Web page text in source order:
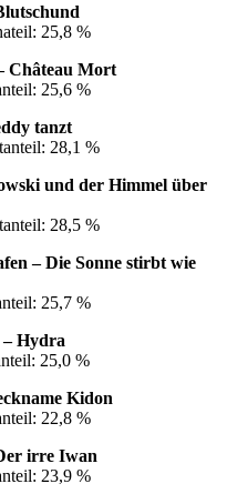
25,8 %
Château Mort
25,6 %
tanzt
28,1 %
und der Himmel über
28,5 %
– Die Sonne stirbt wie
25,7 %
Hydra
25,0 %
Kidon
22,8 %
irre Iwan
23,9 %